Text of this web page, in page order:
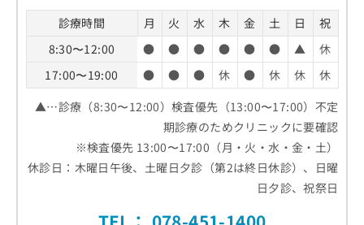
診療時間 月 火 水 木 金 土 日
祝
8:30〜12:00
● ● ● ● ● ● ▲
休
17:00〜19:00
● ● ● 休 ● 休 休
休
▲…診療（8:30〜12:00）検査優先（13:00〜17:00）不定
期診療のためクリニックに要確認
※検査優先 13:00〜17:00（月・火・水・金・土）
休診日：木曜日午後、土曜日夕診（第2は終日休診）、日曜
日夕診、祝祭日